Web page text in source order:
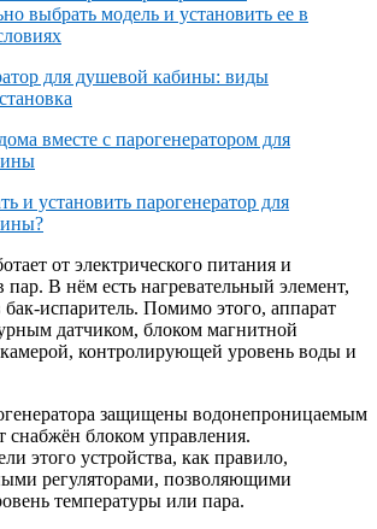
от электрического питания и
пар. В нём есть нагревательный элемент,
испаритель. Помимо этого, аппарат
датчиком, блоком магнитной
контролирующей уровень воды и
защищены водонепроницаемым
снабжён блоком управления.
этого устройства, как правило,
регуляторами, позволяющими
температуры или пара.